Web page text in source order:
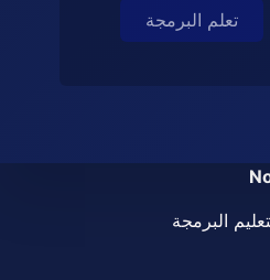
تعلم البرمجة
البرمجة